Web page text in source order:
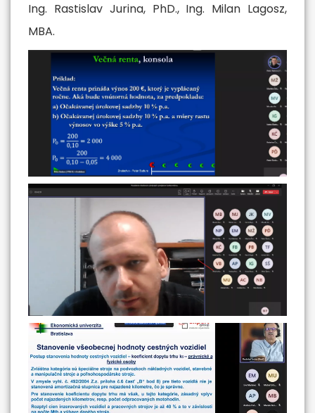
Ing. Rastislav Jurina, PhD., Ing. Milan Lagosz,
MBA.